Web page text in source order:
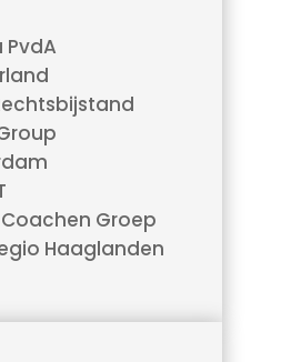
Groep
Haaglanden